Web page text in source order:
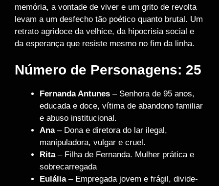
memória, a vontade de viver e um grito de revolta
levam a um desfecho tão poético quanto brutal. Um
retrato agridoce da velhice, da hipocrisia social e
da esperança que resiste mesmo no fim da linha.
Número de Personagens: 25
Fernanda Antunes – Senhora de 95 anos,
educada e doce, vítima de abandono familiar
e abuso institucional.
Ana– Dona e diretora do lar ilegal,
manipuladora, vulgar e cruel.
Rita– Filha de Fernanda. Mulher prática e
sobrecarregada
Eulália– Empregada jovem e frágil, divide-